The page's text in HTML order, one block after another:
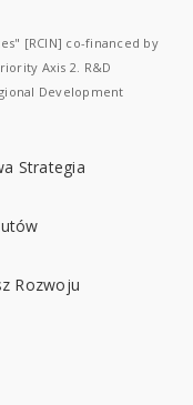
[RCIN] co-financed by
Axis 2. R&D
Development